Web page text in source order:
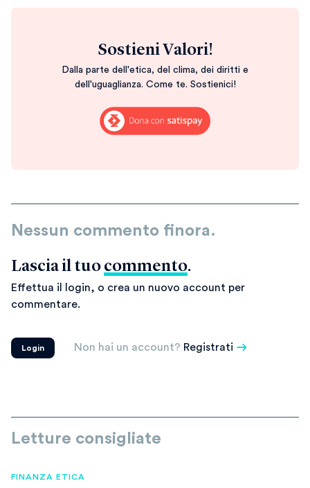
Sostieni Valori!
Dalla parte dell'etica, del clima, dei diritti e
dell'uguaglianza. Come te. Sostienici!
Nessun commento finora.
Lascia il tuo commento.
Effettua il login, o crea un nuovo account per
commentare.
Login Non hai un account? Registrati
Letture consigliate
FINANZA ETICA